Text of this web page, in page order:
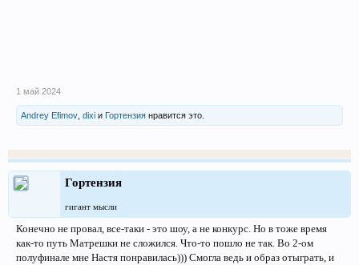
1 май 2024
Andrey Efimov dixi и Гортензия нравится это.
Гортензия
гигант мысли
Конечно не провал, все-таки - это шоу, а не конкурс. Но в тоже время
как-то путь Матрешки не сложился. Что-то пошло не так. Во 2-ом
полуфинале мне Настя понравилась))) Смогла ведь и образ отыграть, и